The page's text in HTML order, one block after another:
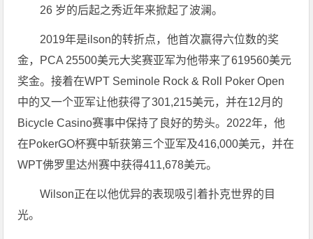
26 岁的后起之秀近年来掀起了波澜。
2019年是ilson的转折点，他首次赢得六位数的奖
金，PCA 25500美元大奖赛亚军为他带来了619560美元
奖金。接着在WPT Seminole Rock & Roll Poker Open
中的又一个亚军让他获得了301,215美元，并在12月的
Bicycle Casino赛事中保持了良好的势头。2022年，他
在PokerGO杯赛中斩获第三个亚军及416,000美元，并在
WPT佛罗里达州赛中获得411,678美元。
Wilson正在以他优异的表现吸引着扑克世界的目
光。